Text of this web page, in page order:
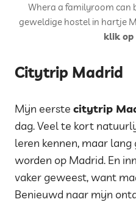
Whera a familyroom can
geweldige hostel in hartje
klik op
Citytrip Madrid
Mijn eerste citytrip
dag. Veel te kort
leren kennen, maar
worden op Madrid. En
vaker geweest, want
Benieuwd naar mijn